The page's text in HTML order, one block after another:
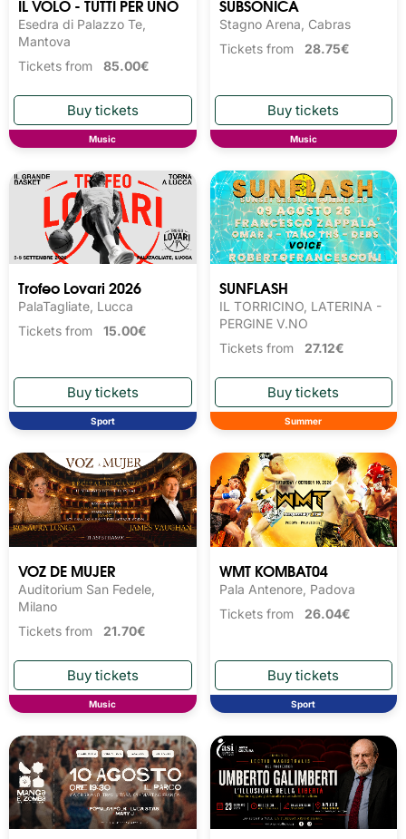
IL VOLO - TUTTI PER UNO
Esedra di Palazzo Te,
Mantova
Tickets from 85.00€
Music
SUBSONICA
Stagno Arena, Cabras
Tickets from 28.75€
Music
Trofeo Lovari 2026
PalaTagliate, Lucca
Tickets from 15.00€
Sport
SUNFLASH
IL TORRICINO, LATERINA -
PERGINE V.NO
Tickets from 27.12€
Summer
VOZ DE MUJER
Auditorium San Fedele,
Milano
Tickets from 21.70€
Music
WMT KOMBAT04
Pala Antenore, Padova
Tickets from 26.04€
Sport